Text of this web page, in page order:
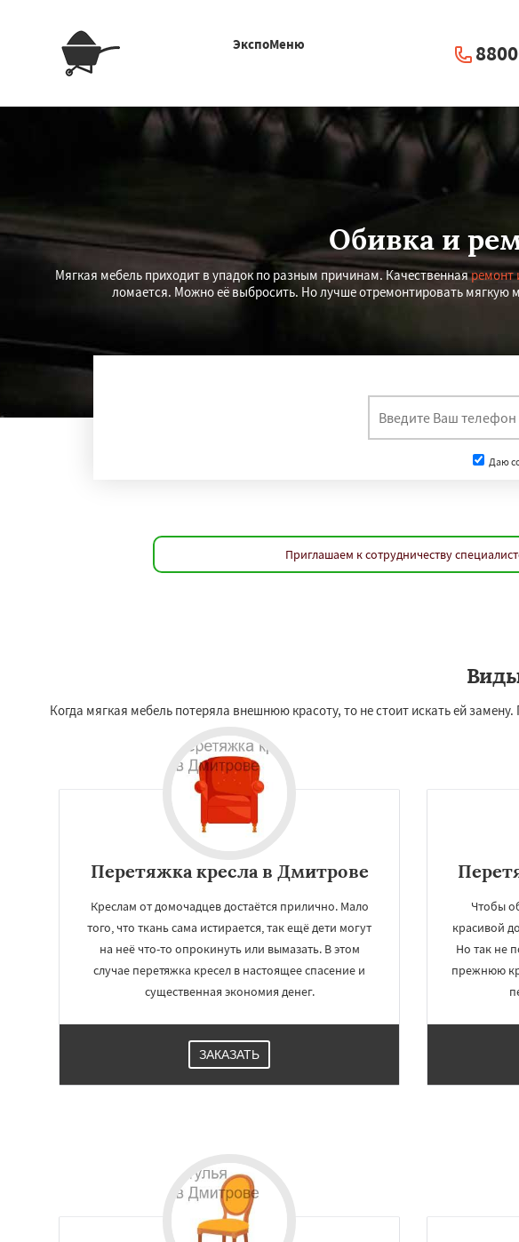
ЭкспоМеню
Обивка и
Мягкая мебель приходит в упадок по разным причинам. Качественнаяремонт
ломается. Можно её выбросить. Но лучше отремонтировать мягкую
Даю
Приглашаем к сотрудничеству
Когда мягкая мебель потеряла внешнюю красоту, то не стоит искать ей
Перетяжка кресла в Дмитрове
Креслам от домочадцев достаётся прилично. Мало
того, что ткань сама истирается, так ещё дети могут
на неё что-то опрокинуть или вымазать. В этом
случае перетяжка кресел в настоящее спасение и
существенная экономия денег.
ЗАКАЗАТЬ
Чтобы
красивой
Но так не
прежнюю